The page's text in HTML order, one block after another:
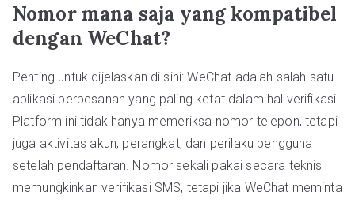
Nomor mana saja yang kompatibel
dengan WeChat?
Penting untuk dijelaskan di sini: WeChat adalah salah satu
aplikasi perpesanan yang paling ketat dalam hal verifikasi.
Platform ini tidak hanya memeriksa nomor telepon, tetapi
juga aktivitas akun, perangkat, dan perilaku pengguna
setelah pendaftaran. Nomor sekali pakai secara teknis
memungkinkan verifikasi SMS, tetapi jika WeChat meminta